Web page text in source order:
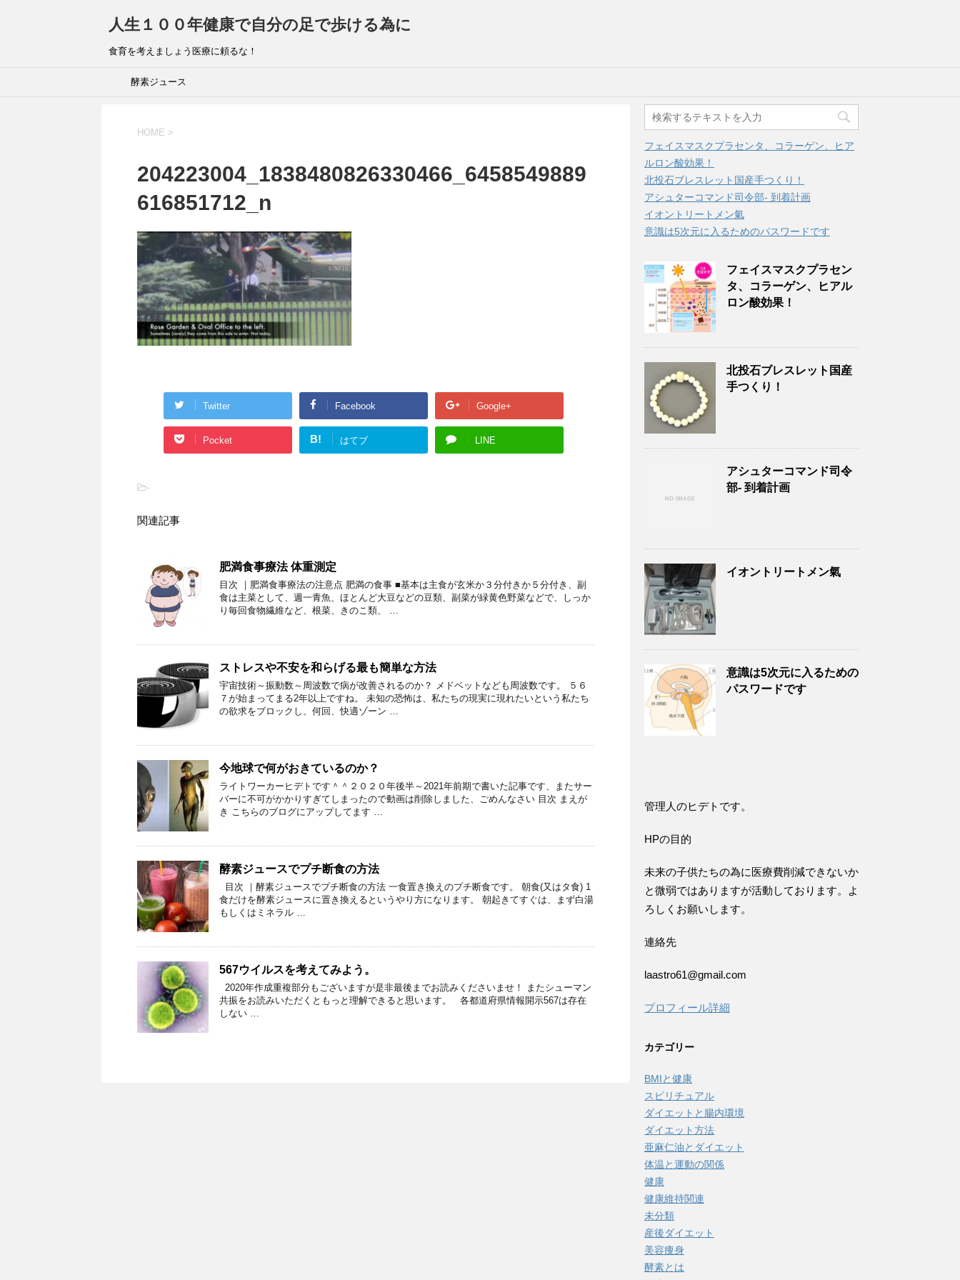
人生１００年健康で自分の足で歩ける為に
食育を考えましょう医療に頼るな！
酵素ジュース
HOME >
204223004_1838480826330466_6458549889
616851712_n
Twitter Facebook Google+
Pocket B! はてブ LINE
-
関連記事
肥満食事療法 体重測定
目次 ｜肥満食事療法の注意点 肥満の食事 ■基本は主食が玄米か３分付きか５分付き、副
食は主菜として、週一青魚、ほとんど大豆などの豆類、副菜が緑黄色野菜などで、しっか
り毎回食物繊維など、根菜、きのこ類、 …
ストレスや不安を和らげる最も簡単な方法
宇宙技術～振動数～周波数で病が改善されるのか？ メドベットなども周波数です。 ５６
７が始まってまる2年以上ですね。 未知の恐怖は、私たちの現実に現れたいという私たち
の欲求をブロックし、何回、快適ゾーン …
今地球で何がおきているのか？
ライトワーカーヒデトです＾＾２０２０年後半～2021年前期で書いた記事です、またサー
バーに不可がかかりすぎてしまったので動画は削除しました、ごめんなさい 目次 まえが
き こちらのブログにアップしてます …
酵素ジュースでプチ断食の方法
目次 ｜酵素ジュースでプチ断食の方法 一食置き換えのプチ断食です。 朝食(又はタ食) 1
食だけを酵素ジュースに置き換えるというやり方になります。 朝起きてすぐは、まず白湯
もしくはミネラル …
567ウイルスを考えてみよう。
2020年作成重複部分もございますが是非最後までお読みくださいませ！ またシューマン
共振をお読みいただくともっと理解できると思います。 各都道府県情報開示567は存在
しない …
フェイスマスクプラセンタ、コラーゲン、ヒア
ルロン酸効果！
北投石ブレスレット国産手つくり！
アシュターコマンド司令部- 到着計画
イオントリートメン氣
意識は5次元に入るためのパスワードです
フェイスマスクプラセン
タ、コラーゲン、ヒアル
ロン酸効果！
北投石ブレスレット国産
手つくり！
アシュターコマンド司令
部- 到着計画
イオントリートメン氣
意識は5次元に入るための
パスワードです
管理人のヒデトです。
HPの目的
未来の子供たちの為に医療費削減できないか
と微弱ではありますが活動しております。よ
ろしくお願いします。
連絡先
laastro61@gmail.com
プロフィール詳細
カテゴリー
BMIと健康
スピリチュアル
ダイエットと腸内環境
ダイエット方法
亜麻仁油とダイエット
体温と運動の関係
健康
健康維持関連
未分類
産後ダイエット
美容痩身
酵素とは